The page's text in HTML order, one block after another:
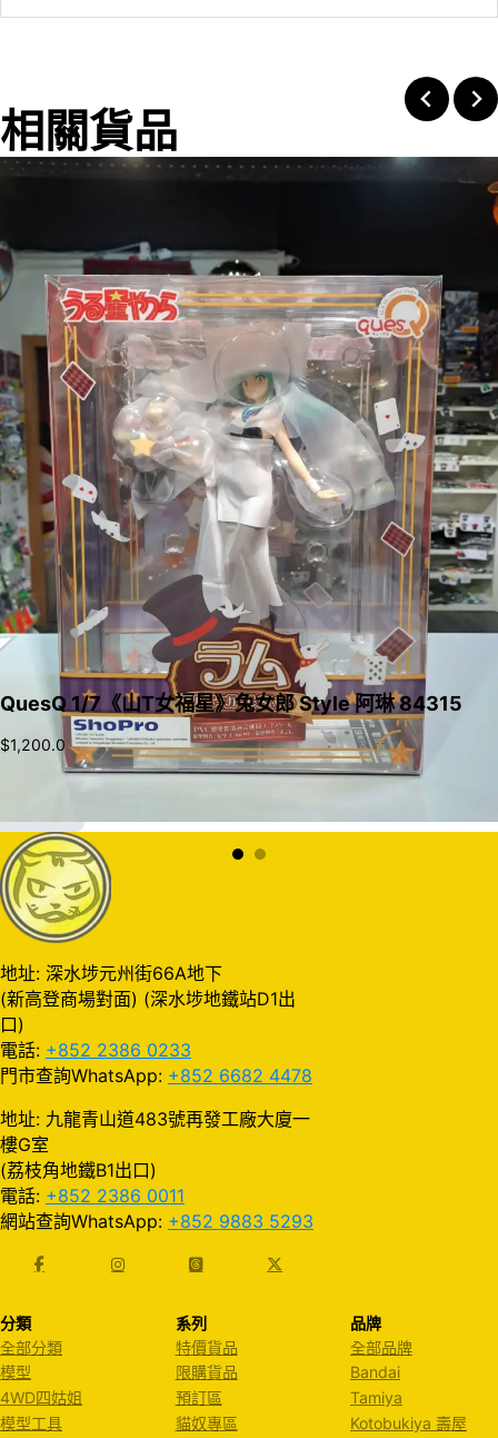
相關貨品
QuesQ 1/7《山T女福星》兔女郎 Style 阿琳 84315
$1,200.0
地址: 深水埗元州街66A地下
(新高登商場對面) (深水埗地鐵站D1出
口)
電話: +852 2386 0233
門市查詢WhatsApp: +852 6682 4478
地址: 九龍青山道483號再發工廠大廈一
樓G室
(荔枝角地鐵B1出口)
電話: +852 2386 0011
網站查詢WhatsApp: +852 9883 5293
分類
全部分類
模型
4WD四姑姐
模型工具
系列
特價貨品
限購貨品
預訂區
貓奴專區
品牌
全部品牌
Bandai
Tamiya
Kotobukiya 壽屋